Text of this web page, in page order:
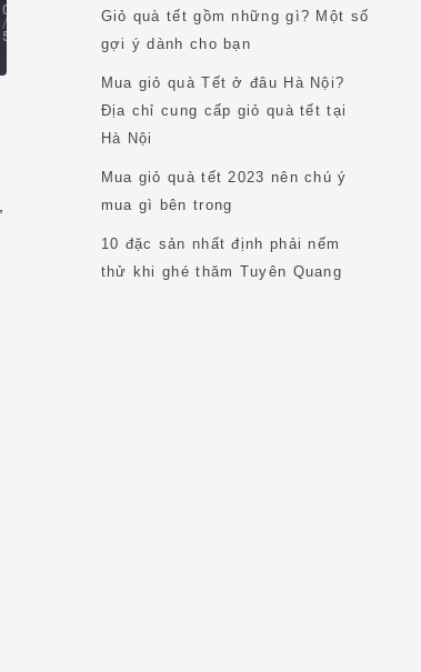
00:00
/
5:19
Giỏ quà tết gồm những gì? Một số
gợi ý dành cho bạn
Mua giỏ quà Tết ở đâu Hà Nội?
Địa chỉ cung cấp giỏ quà tết tại
Hà Nội
Mua giỏ quà tết 2023 nên chú ý
mua gì bên trong
10 đặc sản nhất định phải nếm
thử khi ghé thăm Tuyên Quang